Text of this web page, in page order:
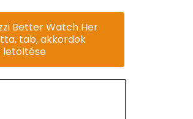
Better Watch Her
tab, akkordok
letöltése